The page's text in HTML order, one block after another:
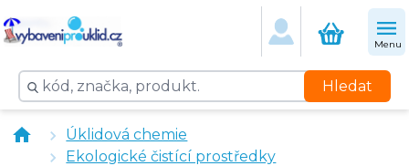
Menu
Hledat
Úklidová chemie
Ekologické čistící prostředky